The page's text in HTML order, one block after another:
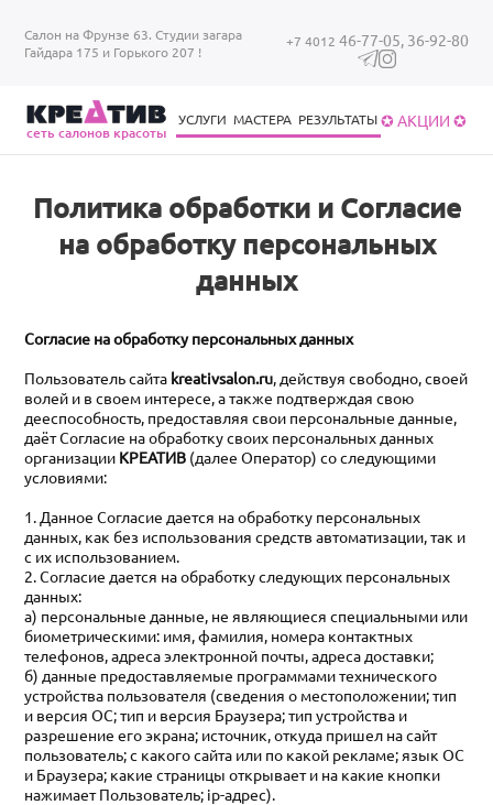
Салон на Фрунзе 63. Студии загара
Гайдара 175 и Горького 207 !
+7 4012 46-77-05, 36-92-80
cеть салонов красоты
УСЛУГИ МАСТЕРА РЕЗУЛЬТАТЫ✪ АКЦИИ ✪
Политика обработки и Согласие
на обработку персональных
данных
Согласие на обработку персональных данных
Пользователь сайта kreativsalon.ru, действуя свободно, своей
волей и в своем интересе, а также подтверждая свою
дееспособность, предоставляя свои персональные данные,
даёт Согласие на обработку своих персональных данных
организации КРЕАТИВ (далее Оператор) со следующими
условиями:
1. Данное Согласие дается на обработку персональных
данных, как без использования средств автоматизации, так и
с их использованием.
2. Согласие дается на обработку следующих персональных
данных:
а) персональные данные, не являющиеся специальными или
биометрическими: имя, фамилия, номера контактных
телефонов, адреса электронной почты, адреса доставки;
б) данные предоставляемые программами технического
устройства пользователя (сведения о местоположении; тип
и версия ОС; тип и версия Браузера; тип устройства и
разрешение его экрана; источник, откуда пришел на сайт
пользователь; с какого сайта или по какой рекламе; язык ОС
и Браузера; какие страницы открывает и на какие кнопки
нажимает Пользователь; ip-адрес).